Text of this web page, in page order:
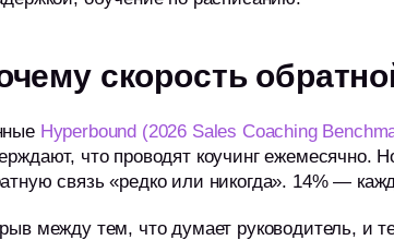
скорость
Hyperbound (2026 Sales Coaching
что проводят коучинг
связь «редко или никогда». 14% —
между тем, что думает руководитель, и